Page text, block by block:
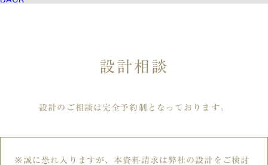
設計相談
設計のご相談は完全予約制となっております。
誠に恐れ入りますが、本資料請求は弊社の設計をご検討